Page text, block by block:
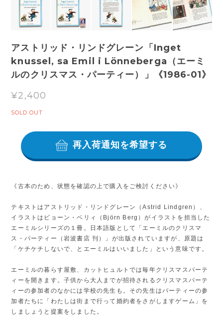
アストリッド・リンドグレーン「Inget
knussel, sa Emil i Lönneberga（エーミ
ルのクリスマス・パーティー）」《1986-01》
¥2,400
SOLD OUT
再入荷通知を希望する
《古本のため、状態を確認の上で購入をご検討ください》
テキストはアストリッド・リンドグレーン（Astrid Lindgren）、
イラストはビョーン・ベリィ（Björn Berg）がイラストを担当した
エーミルシリーズの１冊。日本語版として「エーミルのクリスマ
ス・パーティー（岩波書店 刊）」が出版されていますが、原題は
「ケチケチしないで、とエーミルはいいました」という意味です。
エーミルの暮らす屋敷、カットヒュルトでは毎年クリスマスパーテ
ィーを開きます。子供から大人までが招待されるクリスマスパーテ
ィーの参加者のなかには学校の先生も。その先生はパーティーの参
加者たちに「わたしは街まで行って婚約者をさがしますゲーム」を
しましょうと提案をしました。